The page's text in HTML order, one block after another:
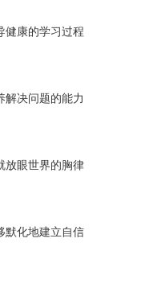
健康的学习过程
解决问题的能力
放眼世界的胸律
默化地建立自信